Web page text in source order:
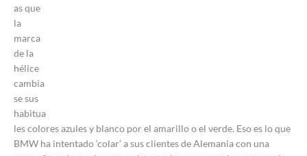
as que
la
marca
de la
hélice
cambia
se sus
habitua
les colores azules y blanco por el amarillo o el verde. Eso es lo que
BMW ha intentado ‘colar’ a sus clientes de Alemania con una